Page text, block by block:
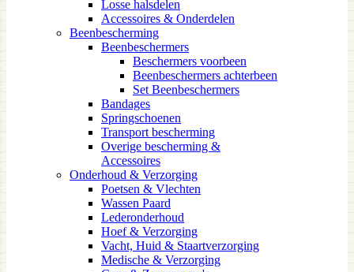
Losse halsdelen
Accessoires & Onderdelen
Beenbescherming
Beenbeschermers
Beschermers voorbeen
Beenbeschermers achterbeen
Set Beenbeschermers
Bandages
Springschoenen
Transport bescherming
Overige bescherming &
Accessoires
Onderhoud & Verzorging
Poetsen & Vlechten
Wassen Paard
Lederonderhoud
Hoef & Verzorging
Vacht, Huid & Staartverzorging
Medische & Verzorging